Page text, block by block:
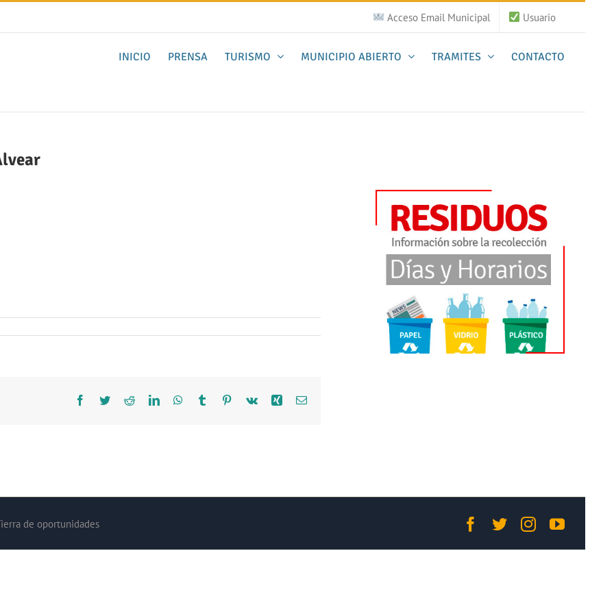
Acceso Email Municipal Usuario
INICIO PRENSA TURISMO MUNICIPIO ABIERTO TRAMITES CONTACTO
Facebook
TwitterRedditLinkedInWhatsApp
Tumblr Pinterest
Vk Xing Correo
de oportunidades Facebook
TwitterInstagram